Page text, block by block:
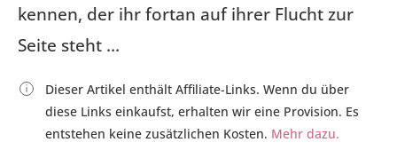
kennen, der ihr fortan auf ihrer Flucht zur
Seite steht …
Dieser Artikel enthält Affiliate-Links. Wenn du über
diese Links einkaufst, erhalten wir eine Provision. Es
entstehen keine zusätzlichen Kosten. Mehr dazu.